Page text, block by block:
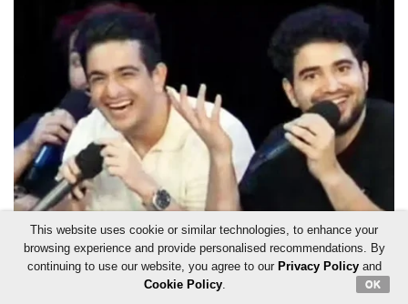
This website uses cookie or similar technologies, to enhance your
browsing experience and provide personalised recommendations. By
continuing to use our website, you agree to our Privacy Policyand
Cookie Policy. OK